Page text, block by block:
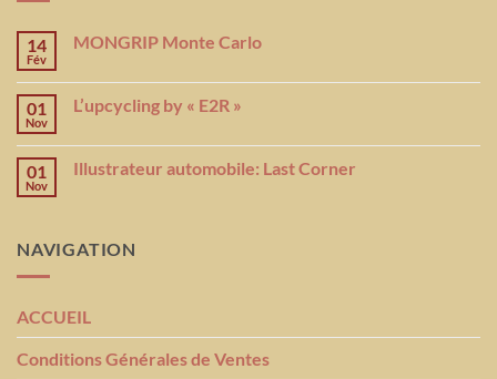
14
Fév
MONGRIP Monte Carlo
01
Nov
L’upcycling by « E2R »
01
Nov
Illustrateur automobile: Last Corner
NAVIGATION
ACCUEIL
Conditions Générales de Ventes